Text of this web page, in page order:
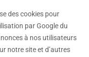
des cookies pour
par Google du
à nos utilisateurs
notre site et d’autres